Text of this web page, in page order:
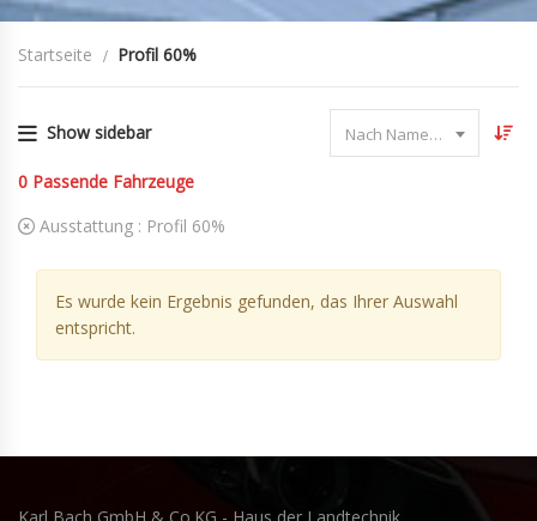
Startseite Profil 60%
Show sidebar Nach Name sortieren
0 Passende Fahrzeuge
Ausstattung : Profil 60%
Es wurde kein Ergebnis gefunden, das Ihrer Auswahl
entspricht.